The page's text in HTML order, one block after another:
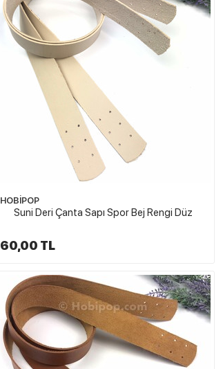
HOBİPOP
Suni Deri Çanta Sapı Spor Bej Rengi Düz
60,00 TL